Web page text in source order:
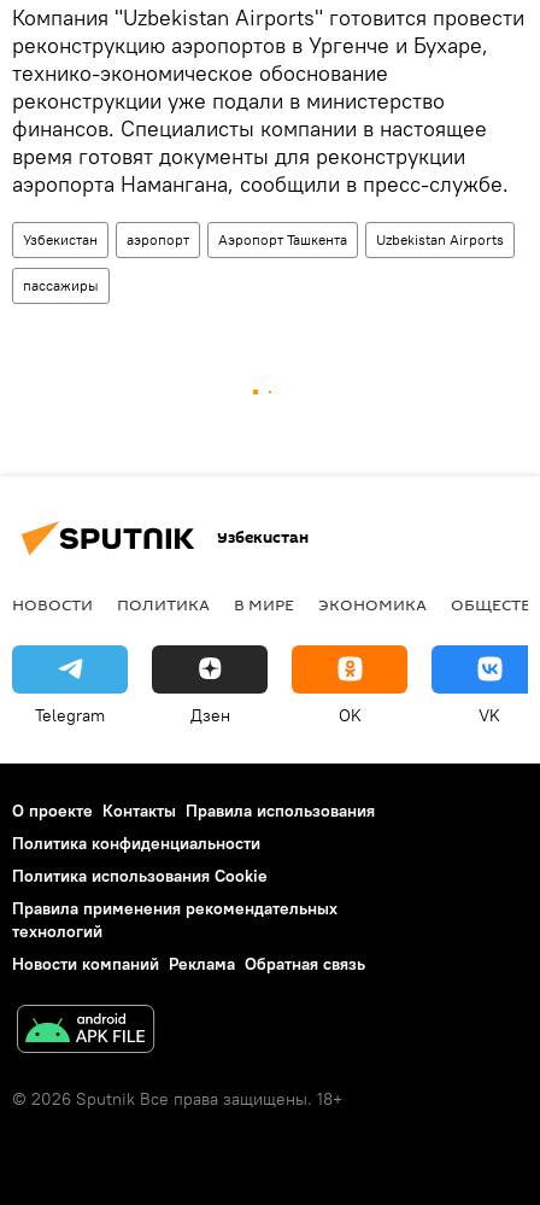
Компания "Uzbekistan Airports" готовится провести
реконструкцию аэропортов в Ургенче и Бухаре,
технико-экономическое обоснование
реконструкции уже подали в министерство
финансов. Специалисты компании в настоящее
время готовят документы для реконструкции
аэропорта Намангана, сообщили в пресс-службе.
Узбекистан аэропорт Аэропорт Ташкента Uzbekistan Airports
пассажиры
Узбекистан
НОВОСТИ ПОЛИТИКА В МИРЕ ЭКОНОМИКА
Telegram Дзен OK VK
О проекте Контакты Правила использования
Политика конфиденциальности
Политика использования Cookie
Правила применения рекомендательных
технологий
Новости компаний Реклама Обратная связь
© 2026 Sputnik Все права защищены. 18+